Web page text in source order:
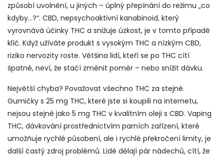
způsobí uvolnění, u jiných – úplný přepínání do režimu „co
kdyby…?“. CBD, nepsychoaktivní kanabinoid, který
vyrovnává účinky THC a snižuje úzkost, je v tomto případě
klíč. Když užíváte produkt s vysokým THC a nízkým CBD,
riziko nervozity roste. Většina lidí, kteří se po THC cítí
špatně, neví, že stačí změnit poměr – nebo snížit dávku.
Největší chyba? Považovat všechno THC za stejné.
Gumičky s 25 mg THC, které jste si koupili na internetu,
nejsou stejné jako 5 mg THC v kvalitním oleji s CBD. Vaping
THC, dávkování prostřednictvím parních zařízení, které
umožňuje rychlé působení, ale i rychlé překročení limity, je
další častý zdroj problémů. Lidé dělají pár nádechů, cítí, že